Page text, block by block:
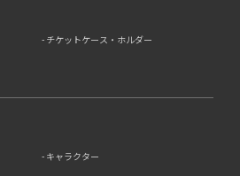
チケットケース・ホルダー
キャラクター